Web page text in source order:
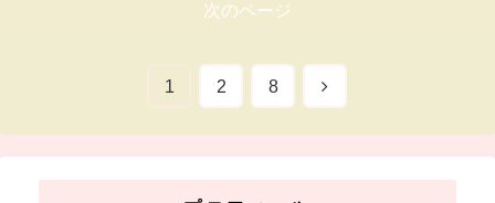
次のページ
1 2 8 次